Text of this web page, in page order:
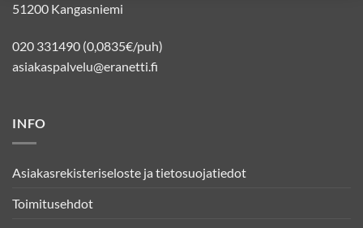
51200 Kangasniemi
020 331490 (0,0835€/puh)
asiakaspalvelu@eranetti.fi
INFO
Asiakasrekisteriseloste ja tietosuojatiedot
Toimitusehdot